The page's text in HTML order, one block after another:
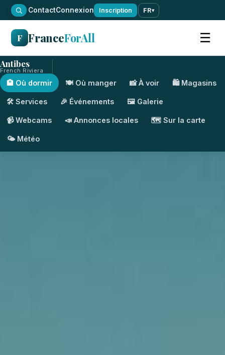
·ContactConnexion Inscription FR▾
F FranceForAll ☰
Antibes
French Riviera
🏨 Où dormir 🍽️ Où manger 📸 À voir 🛍️ Magasins
🛠️ Services 🎉 Événements 🖼️ Galerie
📹 Webcams 📣 Annonces locales 🗺️ Sur la carte
🌤️ Météo